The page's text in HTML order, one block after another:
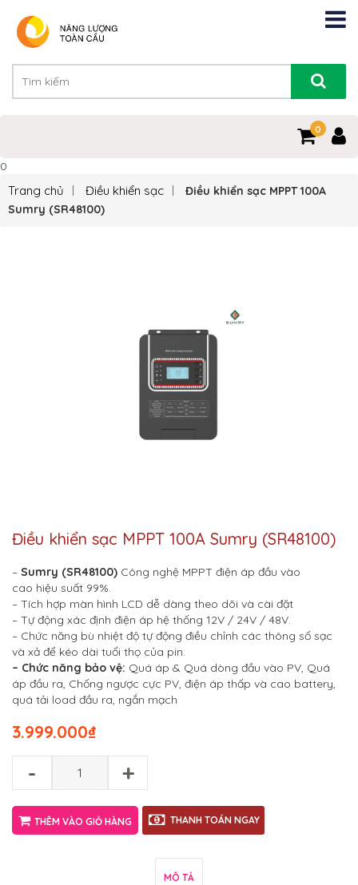
0
0
Trang chủ Điều khiển sạc
Điều khiển sạc MPPT 100A
Sumry (SR48100)
Điều khiển sạc MPPT 100A Sumry (SR48100)
– Sumry (SR48100) Công nghệ MPPT điện áp đầu vào
cao hiệu suất 99%.
– Tích hợp màn hình LCD dễ dàng theo dõi và cài đặt
– Tự động xác định điện áp hệ thống 12V / 24V / 48V.
– Chức năng bù nhiệt độ tự động điều chỉnh các thông số sạc
và xả để kéo dài tuổi thọ của pin.
– Chức năng bảo vệ: Quá áp & Quá dòng đầu vào PV, Quá
áp đầu ra, Chống ngược cực PV, điện áp thấp và cao battery,
quá tải load đầu ra, ngắn mạch
₫
3.999.000
- +
THÊM VÀO GIỎ HÀNG THANH TOÁN NGAY
MÔ TẢ